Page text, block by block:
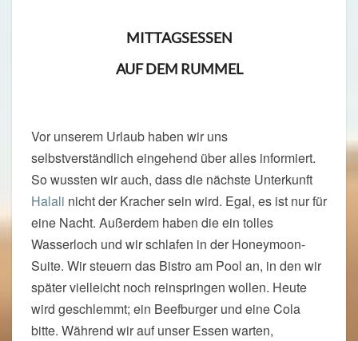
MITTAGSESSEN
AUF DEM RUMMEL
Vor unserem Urlaub haben wir uns
selbstverständlich eingehend über alles informiert.
So wussten wir auch, dass die nächste Unterkunft
Halali nicht der Kracher sein wird. Egal, es ist nur für
eine Nacht. Außerdem haben die ein tolles
Wasserloch und wir schlafen in der Honeymoon-
Suite. Wir steuern das Bistro am Pool an, in den wir
später vielleicht noch reinspringen wollen. Heute
wird geschlemmt; ein Beefburger und eine Cola
bitte. Während wir auf unser Essen warten,